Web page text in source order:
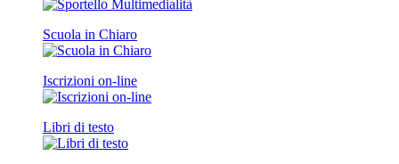
Scuola in Chiaro
Iscrizioni on-line
Libri di testo